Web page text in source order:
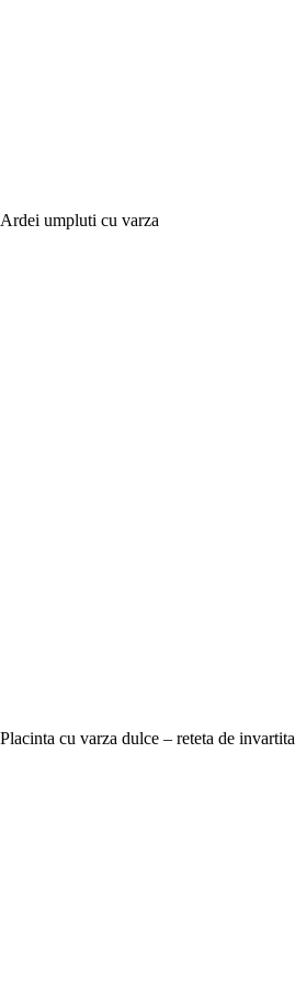
Ardei umpluti cu varza
Placinta cu varza dulce – reteta de invartita